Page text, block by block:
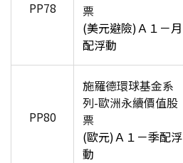
PP78
票
(美元避險)Ａ１－月
配浮動
PP80
施羅德環球基金系
列-歐洲永續價值股
票
(歐元)Ａ１－季配浮
動